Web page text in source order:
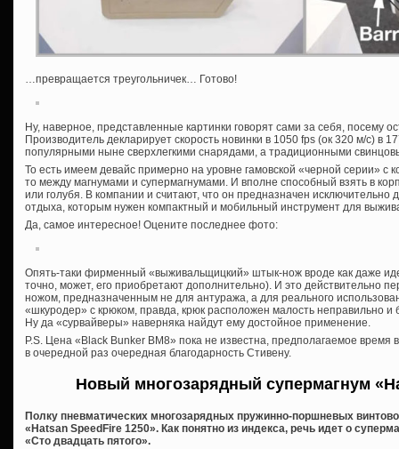
…превращается треугольничек… Готово!
Ну, наверное, представленные картинки говорят сами за себя, посему
Производитель декларирует скорость новинки в 1050 fps (ок 320 м/с) в
популярными ныне сверхлегкими снарядами, а традиционными
То есть имеем девайс примерно на уровне гамовской «черной серии» с
то между магнумами и супермагнумами. И вполне способный взять в
или голубя. В компании и считают, что он предназначен исключительно
отдыха, которым нужен компактный и мобильный инструмент для
Да, самое интересное! Оцените последнее фото:
Опять-таки фирменный «выживальщицкий» штык-нож вроде как даже
точно, может, его приобретают дополнительно). И это действительно
ножом, предназначенным не для антуража, а для реального
«шкуродер» с крюком, правда, крюк расположен малость неправильно
Ну да «сурвайверы» наверняка найдут ему достойное применение.
P.S. Цена «Black Bunker BM8» пока не известна, предполагаемое
в очередной раз очередная благодарность Стивену.
Новый многозарядный супермагнум
Полку пневматических многозарядных пружинно-поршневых
«Hatsan SpeedFire 1250». Как понятно из индекса, речь идет о
«Сто двадцать пятого».